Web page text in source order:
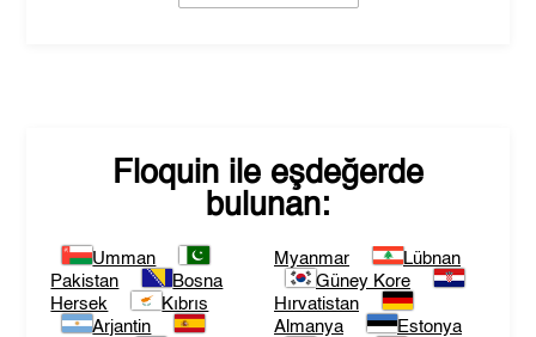
Floquin ile eşdeğerde
bulunan:
Umman
Pakistan
Bosna
Hersek
Kıbrıs
Arjantin
Myanmar
Lübnan
Güney Kore
Hırvatistan
Almanya
Estonya